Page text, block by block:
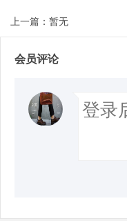
上一篇：暂无
会员评论